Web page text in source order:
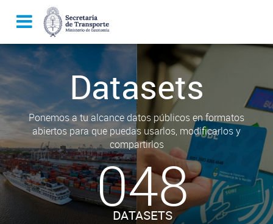
Datasets
Ponemos a tu alcance datos públicos en formatos
abiertos para que puedas usarlos, modificarlos y
compartirlos
048
DATASETS